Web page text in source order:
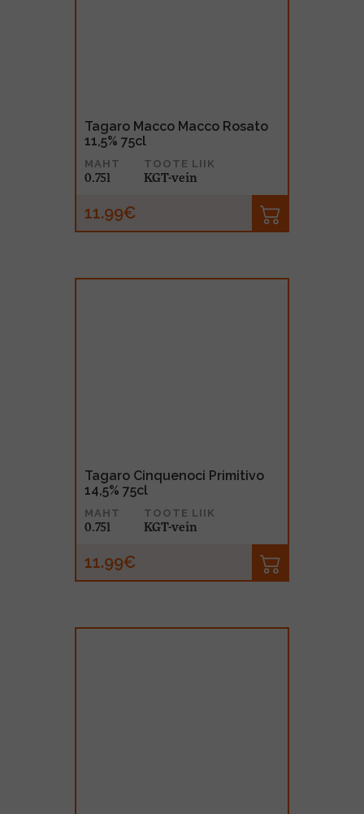
Tagaro Macco Macco Rosato
11,5% 75cl
MAHT
0.75l
TOOTE LIIK
KGT-vein
11.99€
Tagaro Cinquenoci Primitivo
14,5% 75cl
MAHT
0.75l
TOOTE LIIK
KGT-vein
11.99€